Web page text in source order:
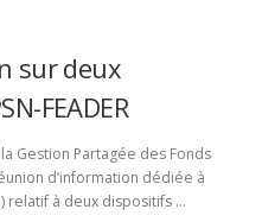
sur deux
FEADER
Gestion Partagée des Fonds
d’information dédiée à
relatif à deux dispositifs …